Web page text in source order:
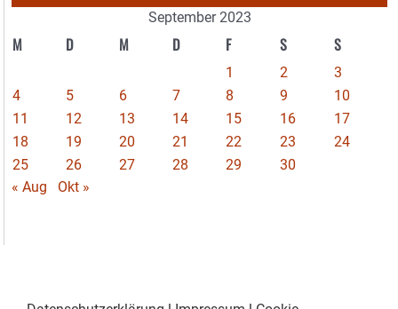
September 2023
M D M D F S S
1 2
3
4
5 6 7 8 9
10
11
12 13 14 15 16
17
18
19 20 21 22 23
24
25
26 27 28 29
30
« Aug
Okt »